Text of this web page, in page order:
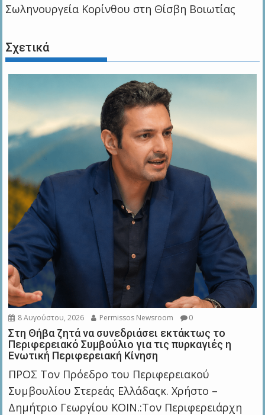
Σωληνουργεία Κορίνθου στη Θίσβη Βοιωτίας
Σχετικά
8 Αυγούστου, 2026 Permissos Newsroom 0
Στη Θήβα ζητά να συνεδριάσει εκτάκτως το
Περιφερειακό Συμβούλιο για τις πυρκαγιές η
Ενωτική Περιφερειακή Κίνηση
ΠΡΟΣ Τον Πρόεδρο του Περιφερειακού
Συμβουλίου Στερεάς Ελλάδαςκ. Χρήστο –
Δημήτριο Γεωργίου ΚΟΙΝ.:Τον Περιφερειάρχη